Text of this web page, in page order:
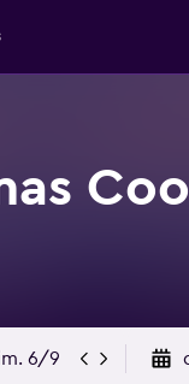
6/9